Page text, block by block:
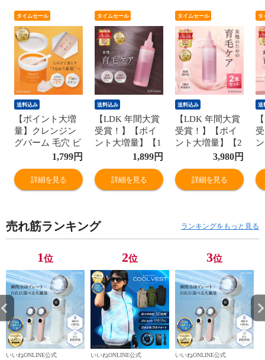
タイムセール
送料込み
【ポイント大増
量】クレンジン
グバーム 毛穴 ビ
タミンC CICA ク
ケア まつエクOK
W洗顔不要 スパ
1,799円
詳細を見る
タイムセール
送料込み
【LDK 年間大賞
受賞！】【ポイ
ント大増量】【1
本】育毛剤 女性
アローション 頭
皮ケア レディー
1,899円
詳細を見る
タイムセール
送料込み
【LDK 年間大賞
受賞！】【ポイ
ント大増量】【2
本セット】育毛
薬用 ヘアローシ
ョン 頭皮ケア レ
kikimate
3,980円
詳細を見る
タ
送
売れ筋ランキング ランキングをもっと見る
1位
いいねONLINE公式
2位
いいねONLINE公式
3位
いいねONLINE公式